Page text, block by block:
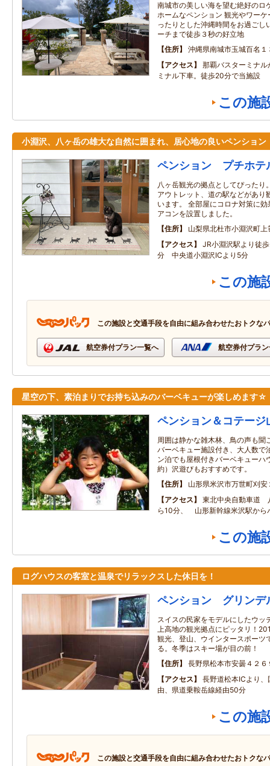
南城市の美しい海を望む絶好のロ
ホームなペンション 観光やワー
ったりとした沖縄時間をお過ごし
ーチまで徒歩３秒の好立地
住所
沖縄県南城市玉城百名１
アクセス
那覇バスターミナ
ミナル下車。徒歩20分で当施設
この施
小淵沢、八ヶ岳の雄大な自然に囲まれ、居心地の良いペンション
ペンション プチホ
八ヶ岳観光の拠点としてぴったり
アウトレット、道の駅などがあり
います。 全部屋にコロナ対策に
アコンを設置しました。
住所
山梨県北杜市小淵沢町
アクセス
JR小淵沢駅より徒
分 中央道小淵沢ICより5分
この施
この施設と交通手段を自由に組み合わせたおトクな
航空券付プラン一覧へ 航空券付プラ
星空の下、素泊まりでお持ち込みのバーベキューが楽しめます☆
ペンション＆コテージ
周囲は静かな雑木林、鳥の声も聞
バーベキュー施設付き、大人数で
ン泊でも屋根付きバーベキューハ
約）沢遊びもおすすめです。
住所
山形県米沢市万世町刈
アクセス
東北中央自動車道
ら10分、 山形新幹線米沢駅か
この施
ログハウスの客室と温泉でリラックスした休日を！
ペンション グリンデ
スイスの民家をモデルにしたウッ
上高地の観光拠点にピッタリ！
観光、登山、ウインタースポーツ
る。冬季はスキー場が目の前！
住所
長野県松本市安曇４２６
アクセス
長野道松本ICより
由、県道乗鞍岳線経由50分
この施
この施設と交通手段を自由に組み合わせたおトクな